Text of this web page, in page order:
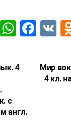
T
W
at
p
F
ce
b
V
Мир
4 кл.
4
с
англ.